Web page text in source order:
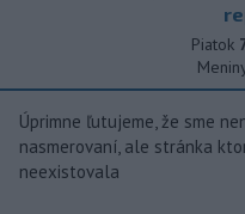
Piatok
Úprimne ľutujeme, že sme
nasmerovaní, ale stránka
neexistovala